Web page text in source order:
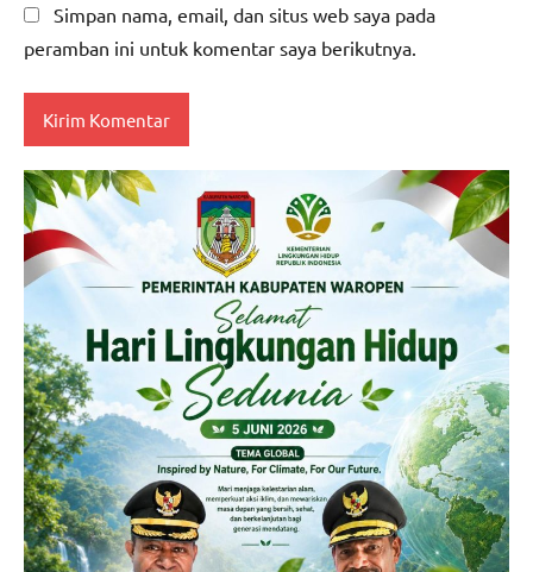
Simpan nama, email, dan situs web saya pada
peramban ini untuk komentar saya berikutnya.